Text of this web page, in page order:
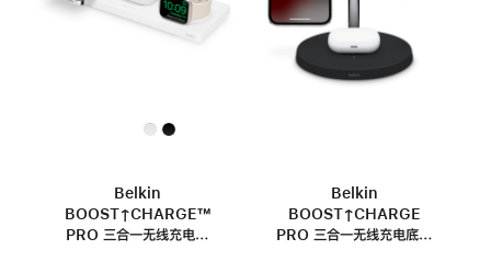
Belkin
BOOST↑CHARGE™
PRO 三合一无线充电板
Belkin
BOOST↑CHARGE
PRO 三合一无线充电底座